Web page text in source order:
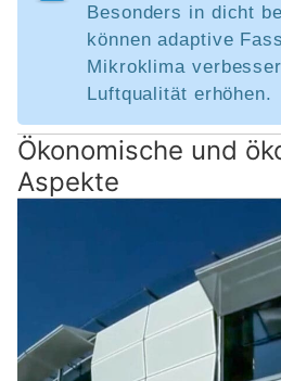
Besonders in dicht
können adaptive
Mikroklima
Luftqualität erhöhen.
Ökonomische und
Aspekte